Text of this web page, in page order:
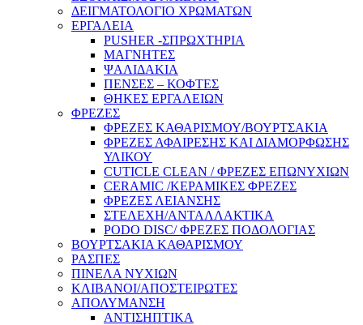
ΔΕΙΓΜΑΤΟΛΟΓΙΟ ΧΡΩΜΑΤΩΝ
ΕΡΓΑΛΕΙΑ
PUSHER -ΣΠΡΩΧΤΗΡΙΑ
ΜΑΓΝΗΤΕΣ
ΨΑΛΙΔΑΚΙΑ
ΠΕΝΣΕΣ – ΚΟΦΤΕΣ
ΘΗΚΕΣ ΕΡΓΑΛΕΙΩΝ
ΦΡΕΖΕΣ
ΦΡΕΖΕΣ ΚΑΘΑΡΙΣΜΟΥ/ΒΟΥΡΤΣΑΚΙΑ
ΦΡΕΖΕΣ ΑΦΑΙΡΕΣΗΣ ΚΑΙ ΔΙΑΜΟΡΦΩΣΗΣ
ΥΛΙΚΟΥ
CUTICLE CLEAN / ΦΡΕΖΕΣ ΕΠΩΝΥΧΙΩΝ
CERAMIC /ΚΕΡΑΜΙΚΕΣ ΦΡΕΖΕΣ
ΦΡΕΖΕΣ ΛΕΙΑΝΣΗΣ
ΣΤΕΛΕΧΗ/ΑΝΤΑΛΛΑΚΤΙΚΑ
PODO DISC/ ΦΡΕΖΕΣ ΠΟΔΟΛΟΓΙΑΣ
ΒΟΥΡΤΣΑΚΙΑ ΚΑΘΑΡΙΣΜΟΥ
ΡΑΣΠΕΣ
ΠΙΝΕΛΑ ΝΥΧΙΩΝ
ΚΛΙΒΑΝΟΙ/ΑΠΟΣΤΕΙΡΩΤΕΣ
ΑΠΟΛΥΜΑΝΣΗ
ΑΝΤΙΣΗΠΤΙΚΑ